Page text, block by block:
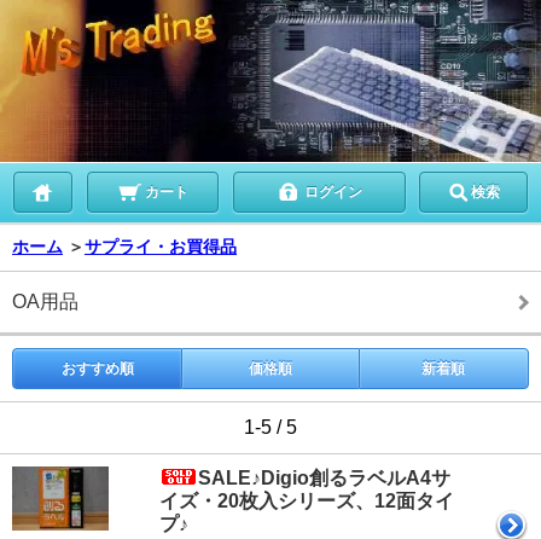
カート ログイン 検索
ホーム ＞サプライ・お買得品
OA用品
おすすめ順 価格順 新着順
1-5 / 5
SALE♪Digio創るラベルA4サ
イズ・20枚入シリーズ、12面タイ
プ♪